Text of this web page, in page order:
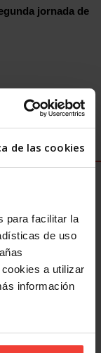
de las cookies
para facilitar la
de uso
a utilizar
información
jornada de